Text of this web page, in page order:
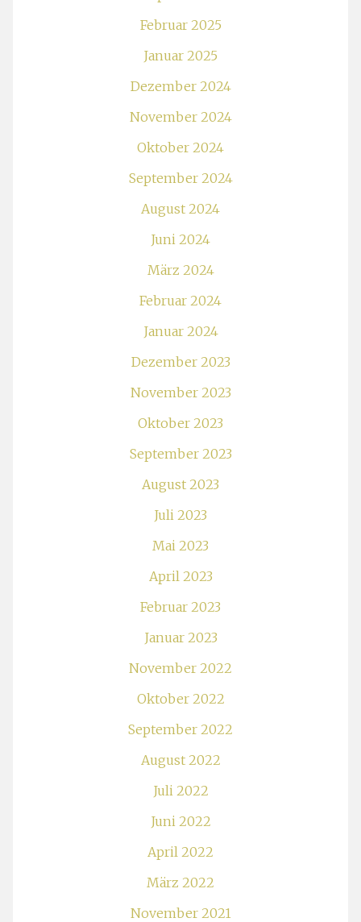
Februar 2025
Januar 2025
Dezember 2024
November 2024
Oktober 2024
September 2024
August 2024
Juni 2024
März 2024
Februar 2024
Januar 2024
Dezember 2023
November 2023
Oktober 2023
September 2023
August 2023
Juli 2023
Mai 2023
April 2023
Februar 2023
Januar 2023
November 2022
Oktober 2022
September 2022
August 2022
Juli 2022
Juni 2022
April 2022
März 2022
November 2021